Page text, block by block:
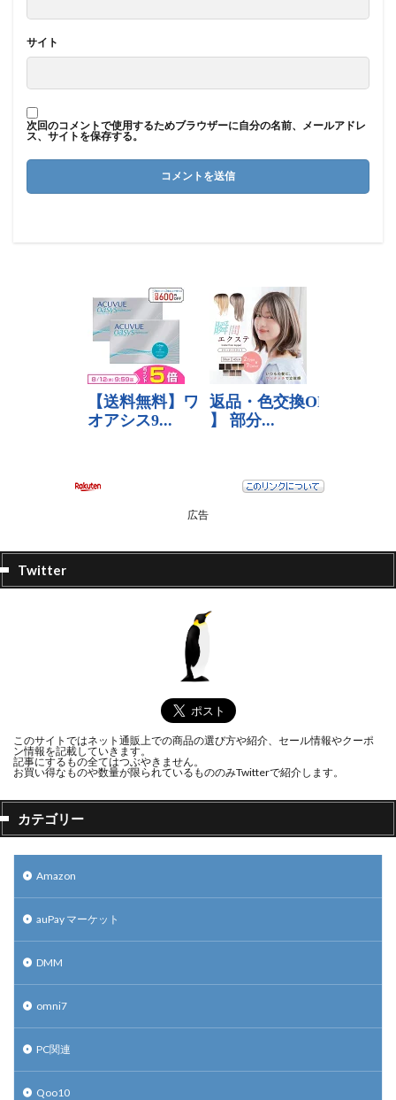
サイト
次回のコメントで使用するためブラウザーに自分の名前、メールアドレ
ス、サイトを保存する。
広告
Twitter
このサイトではネット通販上での商品の選び方や紹介、セール情報やクーポ
ン情報を記載していきます。
記事にするもの全てはつぶやきません。
お買い得なものや数量が限られているもののみTwitterで紹介します。
カテゴリー
Amazon
auPay マーケット
DMM
omni7
PC関連
Qoo10